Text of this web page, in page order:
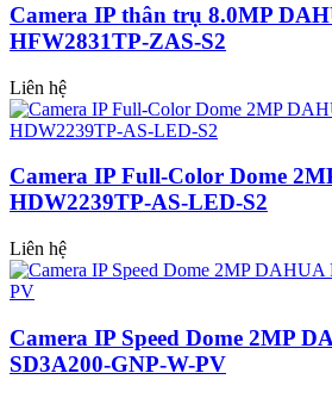
Camera IP thân trụ 8.0MP
HFW2831TP-ZAS-S2
Liên hệ
Camera IP Full-Color Dome
HDW2239TP-AS-LED-S2
Liên hệ
Camera IP Speed Dome 2MP
SD3A200-GNP-W-PV